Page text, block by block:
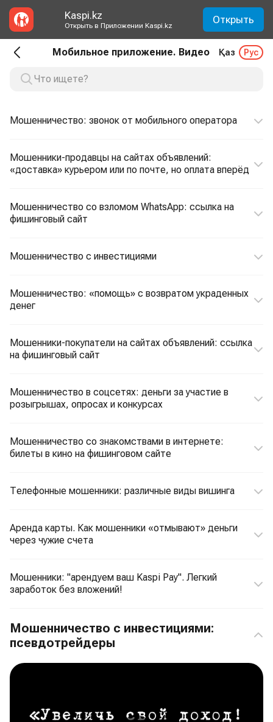
Kaspi.kz
Открыть в Приложении Kaspi.kz Открыть
Мобильное приложение. Видео Қаз Рус
Мошенничество: звонок от мобильного оператора
Мошенники-продавцы на сайтах объявлений:
«доставка» курьером или по почте, но оплата вперёд
Мошенничество со взломом WhatsApp: ссылка на
фишинговый сайт
Мошенничество с инвестициями
Мошенничество: «помощь» с возвратом украденных
денег
Мошенники-покупатели на сайтах объявлений: ссылка
на фишинговый сайт
Мошенничество в соцсетях: деньги за участие в
розыгрышах, опросах и конкурсах
Мошенничество со знакомствами в интернете:
билеты в кино на фишинговом сайте
Телефонные мошенники: различные виды вишинга
Аренда карты. Как мошенники «отмывают» деньги
через чужие счета
Мошенники: "арендуем ваш Kaspi Pay". Легкий
заработок без вложений!
Мошенничество с инвестициями:
псевдотрейдеры